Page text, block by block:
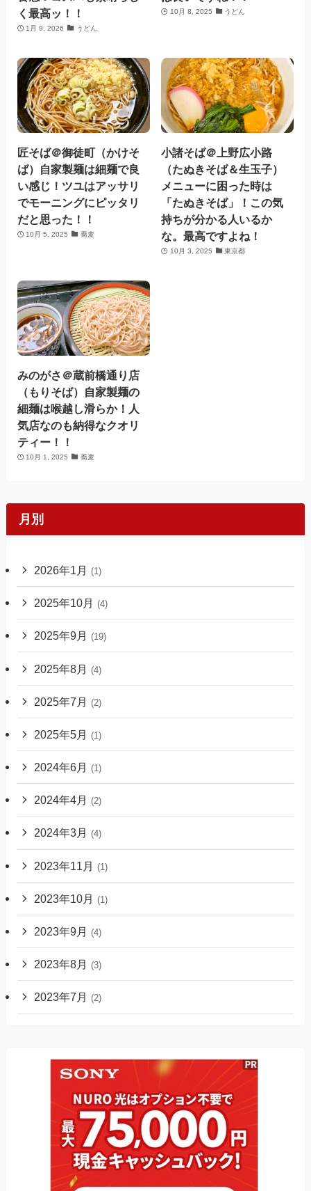
く最高ッ！！
1月 9, 2026 うどん
10月 8, 2025 うどん
匠そば＠御徒町（かけそ
ば）自家製麺は細麺で良
い感じ！ツユはアッサリ
でモーニングにピッタリ
だと思った！！
10月 5, 2025 蕎麦
小諸そば＠上野広小路
（たぬきそば＆生玉子）
メニューに困った時は
「たぬきそば」！この気
持ちが分かる人いるか
な。最高ですよね！
10月 3, 2025 東京都
みのがさ＠蔵前橋通り店
（もりそば）自家製麺の
細麺は喉越し滑らか！人
気店なのも納得なクオリ
ティー！！
10月 1, 2025 蕎麦
月別
2026年1月 (1)
2025年10月 (4)
2025年9月 (19)
2025年8月 (4)
2025年7月 (2)
2025年5月 (1)
2024年6月 (1)
2024年4月 (2)
2024年3月 (4)
2023年11月 (1)
2023年10月 (1)
2023年9月 (4)
2023年8月 (3)
2023年7月 (2)